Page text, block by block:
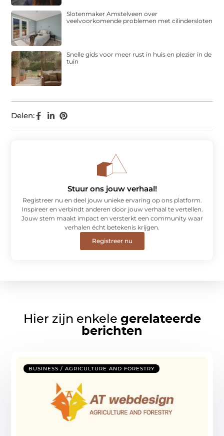
Delen:
Slotenmaker Amstelveen over
veelvoorkomende problemen met cilindersloten
Snelle gids voor meer rust in huis en plezier in de
tuin
Stuur ons jouw verhaal!
Registreer nu en deel jouw unieke ervaring op ons platform.
Inspireer en verbindt anderen door jouw verhaal te vertellen.
Jouw stem maakt impact en versterkt een community waar
verhalen écht betekenis krijgen.
Registreer nu
Hier zijn enkele gerelateerde
berichten
BUSINESS / AGRICULTURE AND FORESTRY